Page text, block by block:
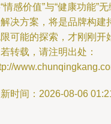
情感价值”与“健康功能”
决方案，将是品牌构建
可能的探索，才刚刚开
转载，请注明出处：
时间：2026-08-06